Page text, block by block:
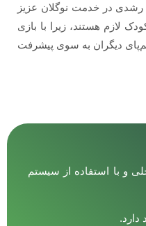
در خدمت نوگلان عزیز
لازم هستند، زیرا با بازی
دیگران به سوی پیشرفت
و با استفاده از سیستم
دارد.